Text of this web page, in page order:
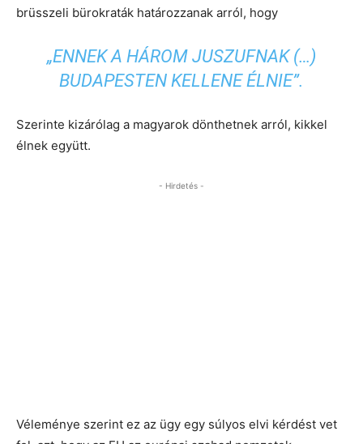
brüsszeli bürokraták határozzanak arról, hogy
„ENNEK A HÁROM JUSZUFNAK (…)
BUDAPESTEN KELLENE ÉLNIE”.
Szerinte kizárólag a magyarok dönthetnek arról, kikkel
élnek együtt.
- Hirdetés -
Véleménye szerint ez az ügy egy súlyos elvi kérdést vet